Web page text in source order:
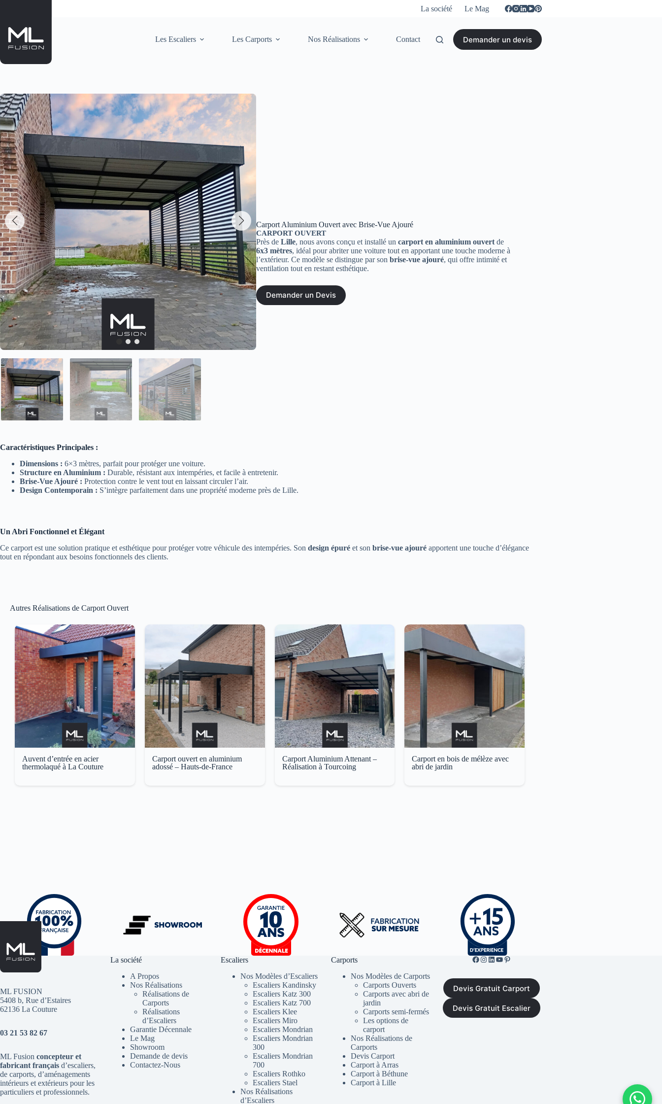
La société Le Mag
Les Escaliers Les Carports Nos Réalisations Contact Demander un devis
Carport Aluminium Ouvert avec Brise-Vue Ajouré
CARPORT OUVERT
Près de Lille, nous avons conçu et installé un carport en aluminium ouvert de
6x3 mètres, idéal pour abriter une voiture tout en apportant une touche moderne à
l’extérieur. Ce modèle se distingue par son brise-vue ajouré, qui offre intimité et
ventilation tout en restant esthétique.
Demander un Devis
Caractéristiques Principales :
Dimensions : 6×3 mètres, parfait pour protéger une voiture.
Structure en Aluminium : Durable, résistant aux intempéries, et facile à entretenir.
Brise-Vue Ajouré : Protection contre le vent tout en laissant circuler l’air.
Design Contemporain : S’intègre parfaitement dans une propriété moderne près de Lille.
Un Abri Fonctionnel et Élégant
Ce carport est une solution pratique et esthétique pour protéger votre véhicule des intempéries. Son design épuré et son brise-vue ajouré apportent une touche d’élégance
tout en répondant aux besoins fonctionnels des clients.
Autres Réalisations de Carport Ouvert
Auvent d’entrée en acier
thermolaqué à La Couture
Carport ouvert en aluminium
adossé – Hauts-de-France
Carport Aluminium Attenant –
Réalisation à Tourcoing
Carport en bois de mélèze avec
abri de jardin
ML FUSION
5408 b, Rue d’Estaires
62136 La Couture
03 21 53 82 67
ML Fusion concepteur et
fabricant français d’escaliers,
de carports, d’aménagements
intérieurs et extérieurs pour les
particuliers et professionnels.
La société
A Propos
Nos Réalisations
Réalisations de
Carports
Réalisations
d’Escaliers
Garantie Décennale
Le Mag
Showroom
Demande de devis
Contactez-Nous
Escaliers
Nos Modèles d’Escaliers
Escaliers Kandinsky
Escaliers Katz 300
Escaliers Katz 700
Escaliers Klee
Escaliers Miro
Escaliers Mondrian
Escaliers Mondrian
300
Escaliers Mondrian
700
Escaliers Rothko
Escaliers Stael
Nos Réalisations
d’Escaliers
Carports
Nos Modèles de Carports
Carports Ouverts
Carports avec abri de
jardin
Carports semi-fermés
Les options de
carport
Nos Réalisations de
Carports
Devis Carport
Carport à Arras
Carport à Béthune
Carport à Lille
Facebook de ML Fusion
Instgram
LinkedIn
YouTube
Pinterest
Devis Gratuit Carport
Devis Gratuit Escalier